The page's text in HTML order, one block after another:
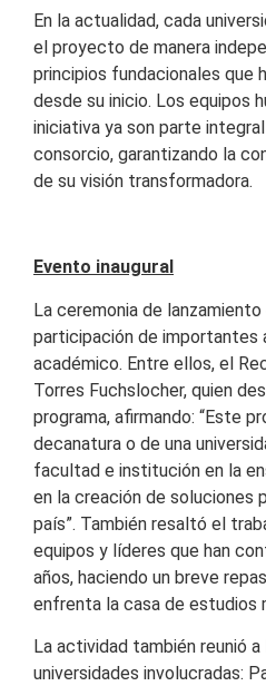
En la actualidad, cada
el proyecto de manera
principios fundacionales que
desde su inicio. Los equipos
iniciativa ya son parte
consorcio, garantizando la
de su visión transformadora.
Evento inaugural
La ceremonia de
participación de importantes
académico. Entre ellos, el
Torres Fuchslocher, quien
programa, afirmando: “Este
decanatura o de una
facultad e institución en la
en la creación de soluciones
país”. También resaltó el
equipos y líderes que han
años, haciendo un breve
enfrenta la casa de estudios
La actividad también reunió
universidades involucradas: